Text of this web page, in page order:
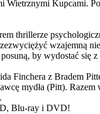
Wietrznymi Kupcami.
thrillerze
wzajemną
by wydostać się
Finchera z Bradem
mydła (Pitt).
Blu-ray i DVD!